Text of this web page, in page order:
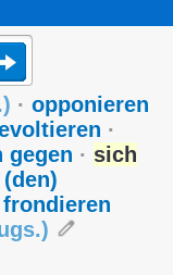
) · opponieren
·
gegen · sich
(den)
frondieren
)